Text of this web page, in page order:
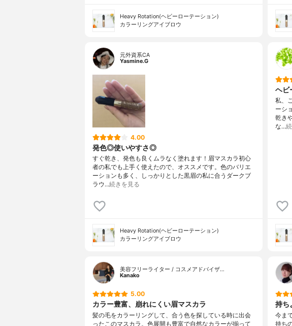
Heavy Rotation(ヘビーローテーション)
カラーリングアイブロウ
元外資系CA
Yasmine.G
4.00
発色◎使いやすさ◎
すぐ乾き、発色も良くムラなく塗れます！眉マスカラ初心
者の私でも上手く使えたので、オススメです。色のバリエ
ーションも多く、しっかりとした黒眉の私に合うダークブ
ラウ…続きを見る
Heavy Rotation(ヘビーローテーション)
カラーリングアイブロウ
ヘビ
私、
ーシ
乾き
な…
美容フリーライター / コスメアドバイザ…
Kanako
5.00
カラー豊富、崩れにくい眉マスカラ
髪の毛をカラーリングして、合う色を探している時に出会
ったこのマスカラ。色展開も豊富で自然なカラーが揃って
持ち
今ま
持ち